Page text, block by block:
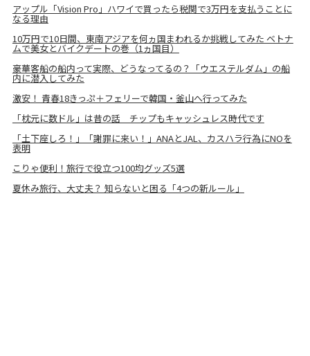
アップル「Vision Pro」ハワイで買ったら税関で3万円を支払うことに
なる理由
10万円で10日間、東南アジアを何ヵ国まわれるか挑戦してみた ベトナ
ムで美女とバイクデートの巻（1ヵ国目）
豪華客船の船内って実際、どうなってるの？「ウエステルダム」の船
内に潜入してみた
激安！ 青春18きっぷ＋フェリーで韓国・釜山へ行ってみた
「枕元に数ドル」は昔の話 チップもキャッシュレス時代です
「土下座しろ！」「謝罪に来い！」ANAとJAL、カスハラ行為にNOを
表明
こりゃ便利！旅行で役立つ100均グッズ5選
夏休み旅行、大丈夫？ 知らないと困る「4つの新ルール」